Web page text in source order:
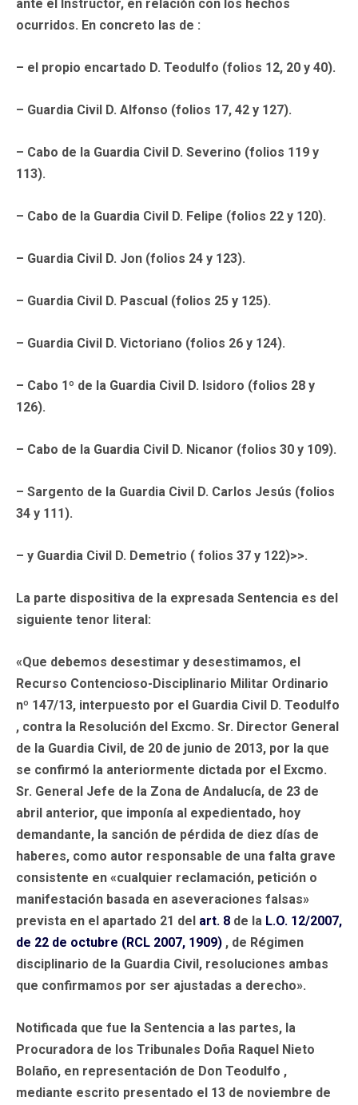
ante el Instructor, en relación con los hechos
ocurridos. En concreto las de :
– el propio encartado D. Teodulfo (folios 12, 20 y 40).
– Guardia Civil D. Alfonso (folios 17, 42 y 127).
– Cabo de la Guardia Civil D. Severino (folios 119 y
113).
– Cabo de la Guardia Civil D. Felipe (folios 22 y 120).
– Guardia Civil D. Jon (folios 24 y 123).
– Guardia Civil D. Pascual (folios 25 y 125).
– Guardia Civil D. Victoriano (folios 26 y 124).
– Cabo 1º de la Guardia Civil D. Isidoro (folios 28 y
126).
– Cabo de la Guardia Civil D. Nicanor (folios 30 y 109).
– Sargento de la Guardia Civil D. Carlos Jesús (folios
34 y 111).
– y Guardia Civil D. Demetrio ( folios 37 y 122)>>.
La parte dispositiva de la expresada Sentencia es del
siguiente tenor literal:
«Que debemos desestimar y desestimamos, el
Recurso Contencioso-Disciplinario Militar Ordinario
nº 147/13, interpuesto por el Guardia Civil D. Teodulfo
, contra la Resolución del Excmo. Sr. Director General
de la Guardia Civil, de 20 de junio de 2013, por la que
se confirmó la anteriormente dictada por el Excmo.
Sr. General Jefe de la Zona de Andalucía, de 23 de
abril anterior, que imponía al expedientado, hoy
demandante, la sanción de pérdida de diez días de
haberes, como autor responsable de una falta grave
consistente en «cualquier reclamación, petición o
manifestación basada en aseveraciones falsas»
prevista en el apartado 21 del art. 8 de la L.O. 12/2007,
de 22 de octubre (RCL 2007, 1909) , de Régimen
disciplinario de la Guardia Civil, resoluciones ambas
que confirmamos por ser ajustadas a derecho».
Notificada que fue la Sentencia a las partes, la
Procuradora de los Tribunales Doña Raquel Nieto
Bolaño, en representación de Don Teodulfo ,
mediante escrito presentado el 13 de noviembre de